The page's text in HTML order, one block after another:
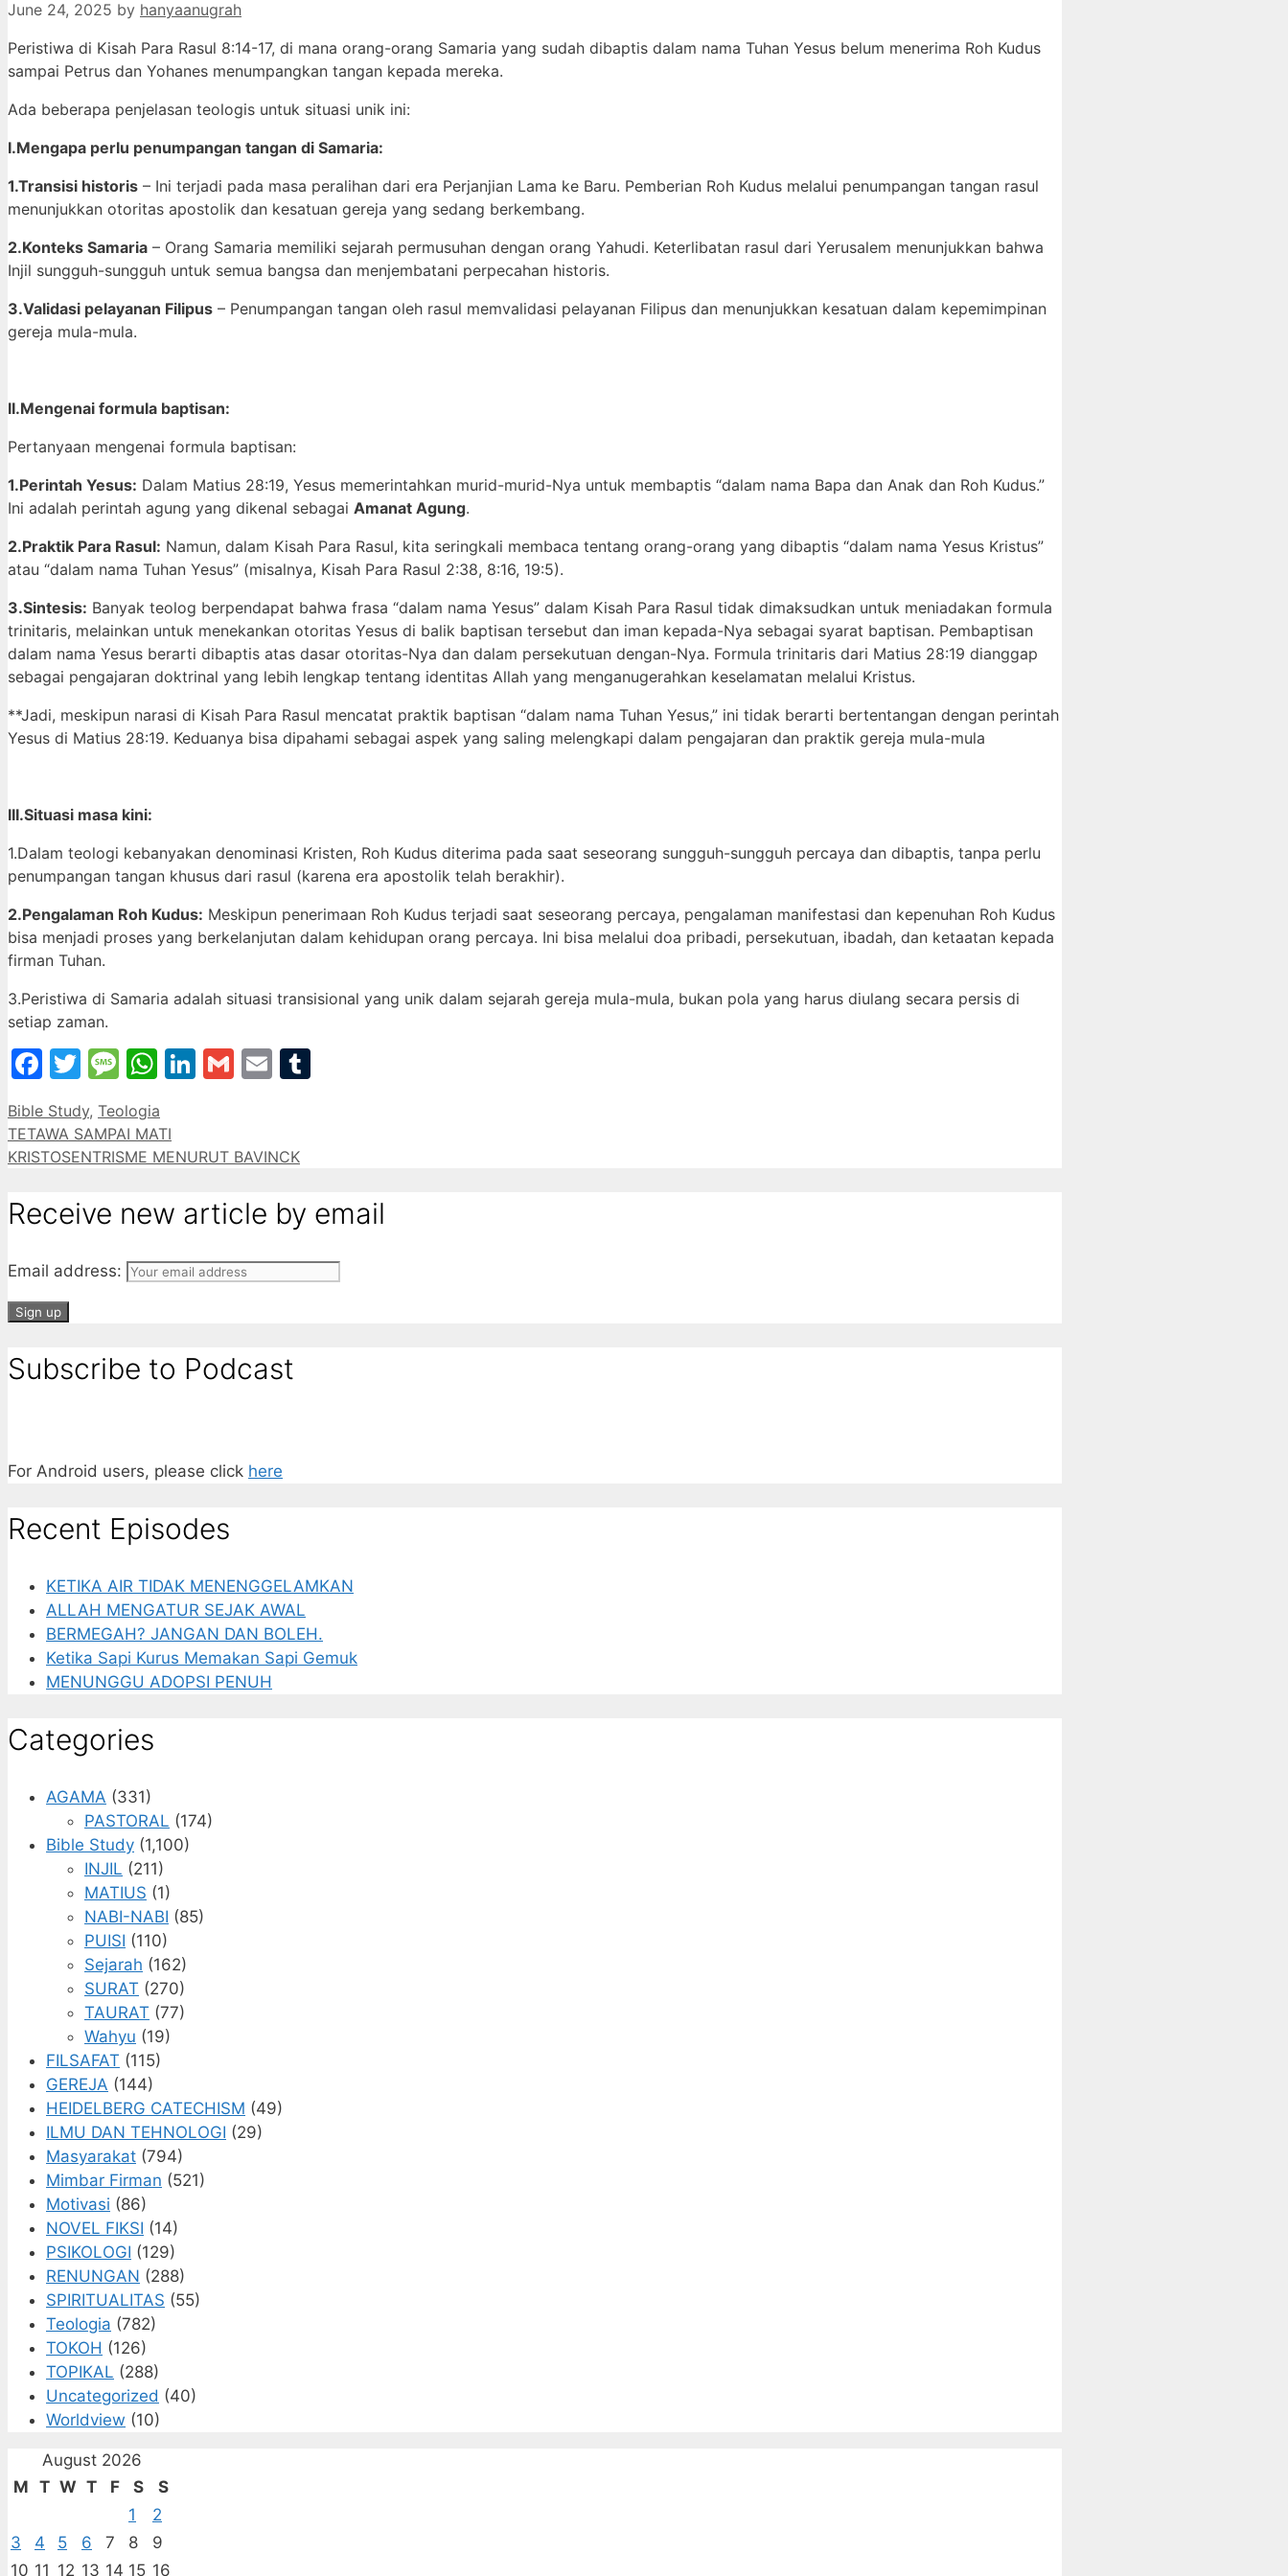
June 24, 2025 by hanyaanugrah
Peristiwa di Kisah Para Rasul 8:14-17, di mana orang-orang Samaria yang sudah dibaptis dalam nama Tuhan Yesus belum menerima Roh Kudus
sampai Petrus dan Yohanes menumpangkan tangan kepada mereka.
Ada beberapa penjelasan teologis untuk situasi unik ini:
I.Mengapa perlu penumpangan tangan di Samaria:
1.Transisi historis – Ini terjadi pada masa peralihan dari era Perjanjian Lama ke Baru. Pemberian Roh Kudus melalui penumpangan tangan rasul
menunjukkan otoritas apostolik dan kesatuan gereja yang sedang berkembang.
2.Konteks Samaria – Orang Samaria memiliki sejarah permusuhan dengan orang Yahudi. Keterlibatan rasul dari Yerusalem menunjukkan bahwa
Injil sungguh-sungguh untuk semua bangsa dan menjembatani perpecahan historis.
3.Validasi pelayanan Filipus – Penumpangan tangan oleh rasul memvalidasi pelayanan Filipus dan menunjukkan kesatuan dalam kepemimpinan
gereja mula-mula.
II.Mengenai formula baptisan:
Pertanyaan mengenai formula baptisan:
1.Perintah Yesus: Dalam Matius 28:19, Yesus memerintahkan murid-murid-Nya untuk membaptis “dalam nama Bapa dan Anak dan Roh Kudus.”
Ini adalah perintah agung yang dikenal sebagai Amanat Agung.
2.Praktik Para Rasul: Namun, dalam Kisah Para Rasul, kita seringkali membaca tentang orang-orang yang dibaptis “dalam nama Yesus Kristus”
atau “dalam nama Tuhan Yesus” (misalnya, Kisah Para Rasul 2:38, 8:16, 19:5).
3.Sintesis: Banyak teolog berpendapat bahwa frasa “dalam nama Yesus” dalam Kisah Para Rasul tidak dimaksudkan untuk meniadakan formula
trinitaris, melainkan untuk menekankan otoritas Yesus di balik baptisan tersebut dan iman kepada-Nya sebagai syarat baptisan. Pembaptisan
dalam nama Yesus berarti dibaptis atas dasar otoritas-Nya dan dalam persekutuan dengan-Nya. Formula trinitaris dari Matius 28:19 dianggap
sebagai pengajaran doktrinal yang lebih lengkap tentang identitas Allah yang menganugerahkan keselamatan melalui Kristus.
**Jadi, meskipun narasi di Kisah Para Rasul mencatat praktik baptisan “dalam nama Tuhan Yesus,” ini tidak berarti bertentangan dengan perintah
Yesus di Matius 28:19. Keduanya bisa dipahami sebagai aspek yang saling melengkapi dalam pengajaran dan praktik gereja mula-mula
III.Situasi masa kini:
1.Dalam teologi kebanyakan denominasi Kristen, Roh Kudus diterima pada saat seseorang sungguh-sungguh percaya dan dibaptis, tanpa perlu
penumpangan tangan khusus dari rasul (karena era apostolik telah berakhir).
2.Pengalaman Roh Kudus: Meskipun penerimaan Roh Kudus terjadi saat seseorang percaya, pengalaman manifestasi dan kepenuhan Roh Kudus
bisa menjadi proses yang berkelanjutan dalam kehidupan orang percaya. Ini bisa melalui doa pribadi, persekutuan, ibadah, dan ketaatan kepada
firman Tuhan.
3.Peristiwa di Samaria adalah situasi transisional yang unik dalam sejarah gereja mula-mula, bukan pola yang harus diulang secara persis di
setiap zaman.
Facebook
Twitter
Message
WhatsApp
LinkedIn
Gmail
Email
Categories
Bible Study, Teologia
TETAWA SAMPAI MATI
KRISTOSENTRISME MENURUT BAVINCK
Receive new article by email
Email address:
Subscribe to Podcast
For Android users, please click here
Recent Episodes
KETIKA AIR TIDAK MENENGGELAMKAN
ALLAH MENGATUR SEJAK AWAL
BERMEGAH? JANGAN DAN BOLEH.
Ketika Sapi Kurus Memakan Sapi Gemuk
MENUNGGU ADOPSI PENUH
Categories
AGAMA (331)
PASTORAL (174)
Bible Study (1,100)
INJIL (211)
MATIUS (1)
NABI-NABI (85)
PUISI (110)
Sejarah (162)
SURAT (270)
TAURAT (77)
Wahyu (19)
FILSAFAT (115)
GEREJA (144)
HEIDELBERG CATECHISM (49)
ILMU DAN TEHNOLOGI (29)
Masyarakat (794)
Mimbar Firman (521)
Motivasi (86)
NOVEL FIKSI (14)
PSIKOLOGI (129)
RENUNGAN (288)
SPIRITUALITAS (55)
Teologia (782)
TOKOH (126)
TOPIKAL (288)
Uncategorized (40)
Worldview (10)
August 2026
M T W T F S
S
1
2
3
4 5 6 7 8
9
10 11 12 13 14 15 16